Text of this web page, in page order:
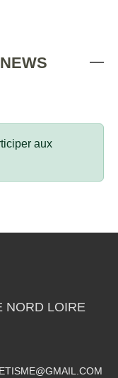
aux
NORD LOIRE